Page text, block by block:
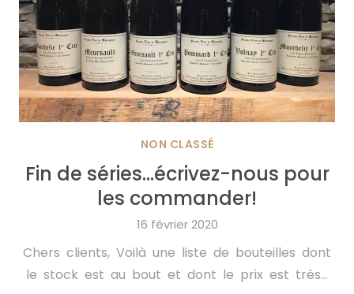
NON CLASSÉ
Fin de séries…écrivez-nous pour
les commander!
16 février 2020
Chers clients, Voilà une liste de bouteilles dont
le stock est au bout et dont le prix est très...